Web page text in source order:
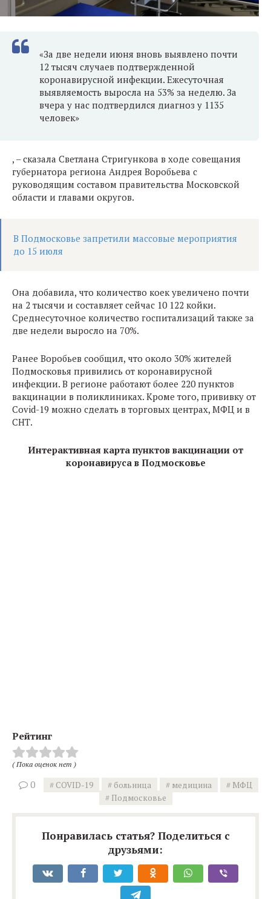
«За две недели июня вновь выявлено почти
12 тысяч случаев подтвержденной
коронавирусной инфекции. Ежесуточная
выявляемость выросла на 53% за неделю. За
вчера у нас подтвердился диагноз у 1135
человек»
, – сказала Светлана Стригункова в ходе совещания
губернатора региона Андрея Воробьева с
руководящим составом правительства Московской
области и главами округов.
В Подмосковье запретили массовые мероприятия
до 15 июля
Она добавила, что количество коек увеличено почти
на 2 тысячи и составляет сейчас 10 122 койки.
Среднесуточное количество госпитализаций также за
две недели выросло на 70%.
Ранее Воробьев сообщил, что около 30% жителей
Подмосковья привились от коронавирусной
инфекции. В регионе работают более 220 пунктов
вакцинации в поликлиниках. Кроме того, прививку от
Covid-19 можно сделать в торговых центрах, МФЦ и в
СНТ.
Интерактивная карта пунктов вакцинации от
коронавируса в Подмосковье
Рейтинг
( Пока оценок нет )
0 COVID-19 больница медицина
МФЦ
Подмосковье
Понравилась статья? Поделиться с
друзьями: